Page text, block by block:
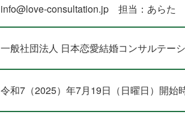
info@love-consultation.jp 担当：あらた
一般社団法人 日本恋愛結婚コンサルテー
令和7（2025）年7月19日（日曜日）開始